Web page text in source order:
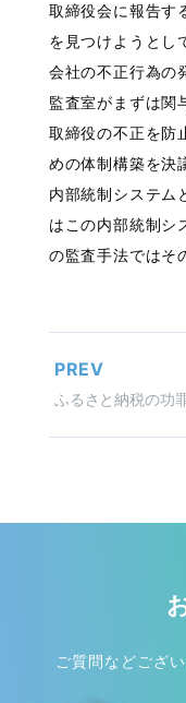
取締役会に報告す
を見つけようとし
会社の不正行為の
監査室がまずは関
取締役の不正を防
めの体制構築を決
内部統制システム
はこの内部統制シ
の監査手法ではそ
PREV
ふるさと納税の功
ご質問などござ